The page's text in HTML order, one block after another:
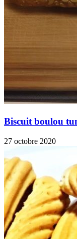
Biscuit boulou
27 octobre 2020